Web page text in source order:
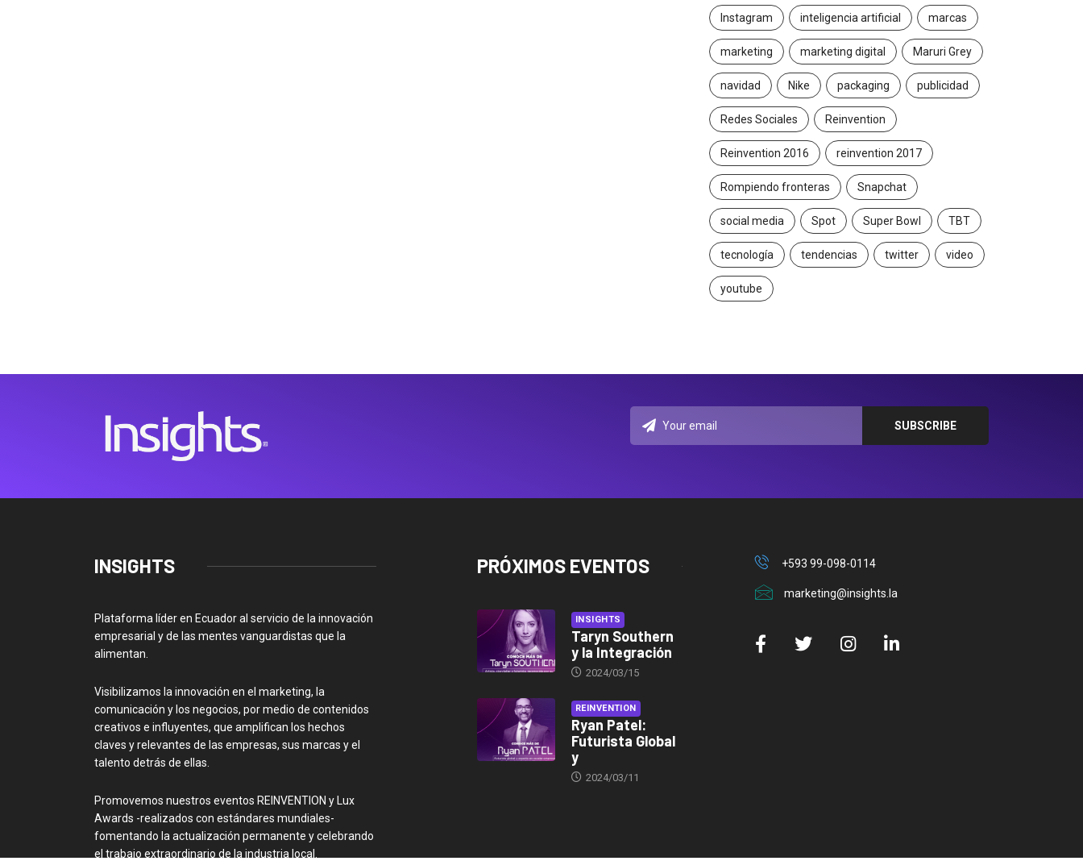
Instagram inteligencia artificial marcas
marketing marketing digital Maruri Grey
navidad Nike packaging publicidad
Redes Sociales Reinvention
Reinvention 2016 reinvention 2017
Rompiendo fronteras Snapchat
social media Spot Super Bowl TBT
tecnología tendencias twitter video
youtube
INSIGHTS
Plataforma líder en Ecuador al servicio de la innovación
empresarial y de las mentes vanguardistas que la
alimentan.
Visibilizamos la innovación en el marketing, la
comunicación y los negocios, por medio de contenidos
creativos e influyentes, que amplifican los hechos
claves y relevantes de las empresas, sus marcas y el
talento detrás de ellas.
Promovemos nuestros eventos REINVENTION y Lux
Awards -realizados con estándares mundiales-
fomentando la actualización permanente y celebrando
el trabajo extraordinario de la industria local.
PRÓXIMOS EVENTOS
INSIGHTS
Taryn Southern
y la Integración
2024/03/15
REINVENTION
Ryan Patel:
Futurista Global
y
2024/03/11
+593 99-098-0114
marketing@insights.la